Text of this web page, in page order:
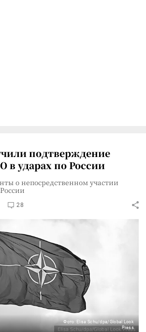
подтверждение
в ударах по России
о непосредственном участии
28
Фото: Elisa Schu/dpa/Global Look
Press